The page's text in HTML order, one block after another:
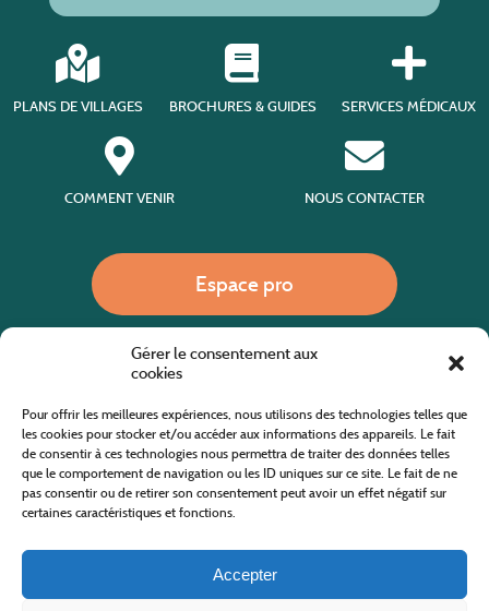
Gérer le consentement aux
cookies
Pour offrir les meilleures expériences, nous utilisons des technologies telles que
les cookies pour stocker et/ou accéder aux informations des appareils. Le fait
de consentir à ces technologies nous permettra de traiter des données telles
que le comportement de navigation ou les ID uniques sur ce site. Le fait de ne
pas consentir ou de retirer son consentement peut avoir un effet négatif sur
certaines caractéristiques et fonctions.
Accepter
PLANS DE VILLAGES BROCHURES & GUIDES SERVICES MÉDICAUX
COMMENT VENIR NOUS CONTACTER
Espace pro
Site internet cofinancé par le fonds européen agricole pour le développement rural
L'Europe investit dans les zones rurales